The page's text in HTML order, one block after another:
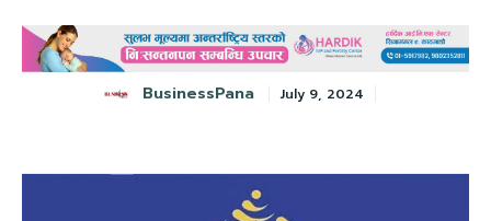
BusinessPana July 9, 2024